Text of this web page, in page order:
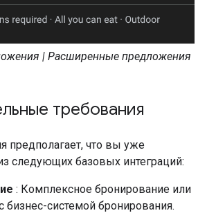
| Расширенные предложения
требования
предполагает, что вы уже
следующих базовых интеграций:
: Комплексное бронирование или
бизнес-системой бронирования.